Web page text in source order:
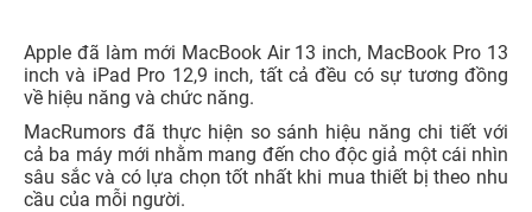
Apple đã làm mới MacBook Air 13 inch, MacBook Pro 13
inch và iPad Pro 12,9 inch, tất cả đều có sự tương đồng
về hiệu năng và chức năng.
MacRumors đã thực hiện so sánh hiệu năng chi tiết với
cả ba máy mới nhằm mang đến cho độc giả một cái nhìn
sâu sắc và có lựa chọn tốt nhất khi mua thiết bị theo nhu
cầu của mỗi người.